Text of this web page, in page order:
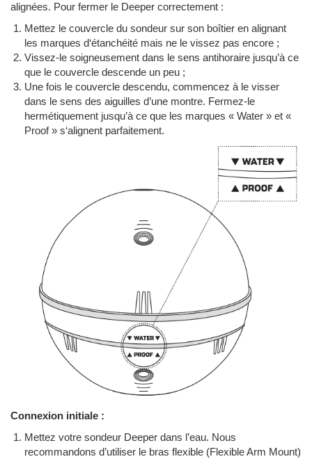
alignées. Pour fermer le Deeper correctement :
Mettez le couvercle du sondeur sur son boîtier en alignant
les marques d‘étanchéité mais ne le vissez pas encore ;
Vissez-le soigneusement dans le sens antihoraire jusqu’à ce
que le couvercle descende un peu ;
Une fois le couvercle descendu, commencez à le visser
dans le sens des aiguilles d’une montre. Fermez-le
hermétiquement jusqu’à ce que les marques « Water » et «
Proof » s‘alignent parfaitement.
Connexion initiale :
Mettez votre sondeur Deeper dans l’eau. Nous
recommandons d’utiliser le bras flexible (Flexible Arm Mount)